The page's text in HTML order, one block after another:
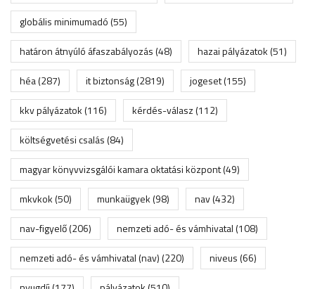
globális minimumadó(55)
határon átnyúló áfaszabályozás(48) hazai pályázatok(51)
héa(287) it biztonság(2819) jogeset(155)
kkv pályázatok(116) kérdés-válasz(112)
költségvetési csalás(84)
magyar könyvvizsgálói kamara oktatási központ(49)
mkvkok(50) munkaügyek(98) nav(432)
nav-figyelő(206) nemzeti adó- és vámhivatal(108)
nemzeti adó- és vámhivatal (nav)(220) niveus(66)